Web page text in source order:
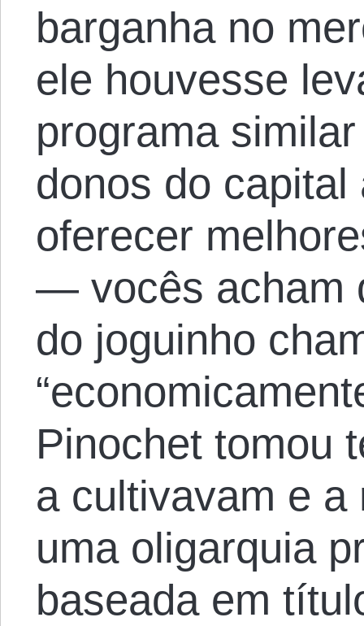
barganha no
ele houvesse
programa
donos do
oferecer
— vocês acham
do joguinho
Pinochet tomou
a cultivavam e a
uma oligarquia
baseada em